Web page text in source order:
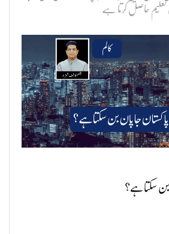
تعلیم حاصل کرتا ہے
بن سکتا ہے؟